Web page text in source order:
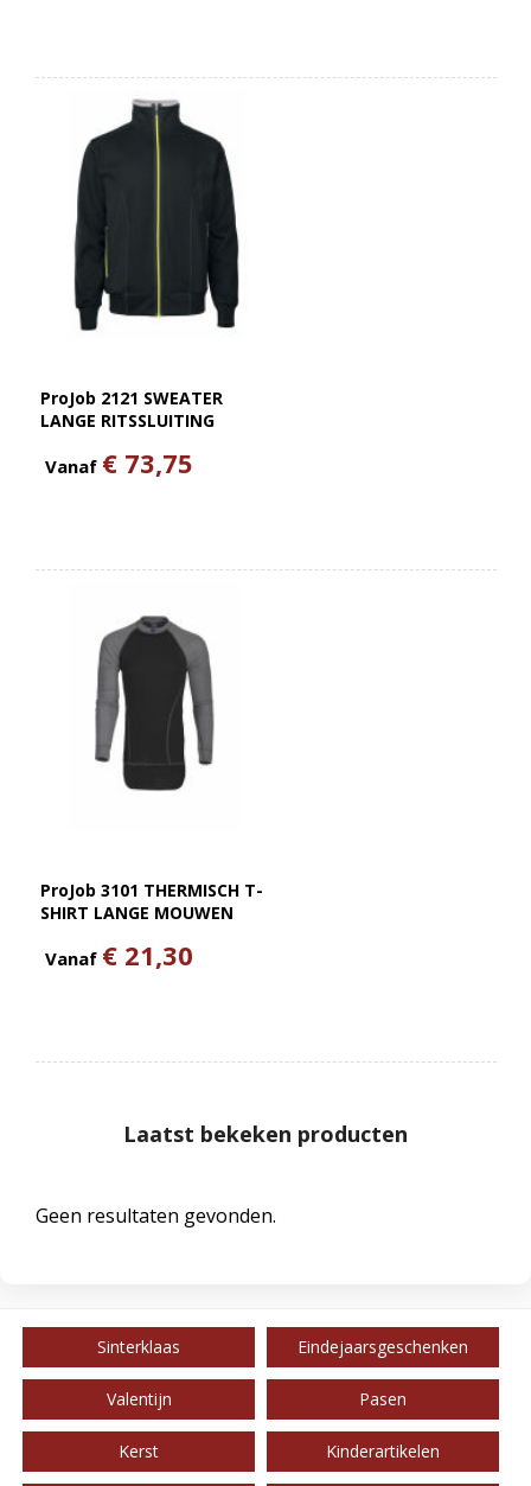
ProJob 2121 SWEATER
LANGE RITSSLUITING
Vanaf € 73,75
ProJob 3101 THERMISCH T-
SHIRT LANGE MOUWEN
Vanaf € 21,30
Laatst bekeken producten
Geen resultaten gevonden.
Sinterklaas Eindejaarsgeschenken
Valentijn Pasen
Kerst Kinderartikelen